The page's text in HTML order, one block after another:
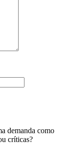
demanda como
críticas?